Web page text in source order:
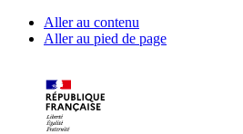
Aller au contenu
Aller au pied de page